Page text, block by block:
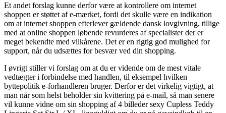
Et andet forslag kunne derfor være at kontrollere om internet
shoppen er støttet af e-mærket, fordi det skulle være en indikation
om at internet shoppen efterlever gældende dansk lovgivning, tillige
med at online shoppen løbende revurderes af specialister der er
meget bekendte med vilkårene. Det er en rigtig god mulighed for
support, når du udsættes for besvær ved din shopping.
I øvrigt stiller vi forslag om at du er vidende om de mest vitale
vedtægter i forbindelse med handlen, til eksempel hvilken
byttepolitik e-forhandleren bruger. Derfor er det virkelig vigtigt, at
man når som helst beholder sin kvittering på e-mail, så man senere
vil kunne vidne om sin shopping af 4 billeder sexy Cupless Teddy